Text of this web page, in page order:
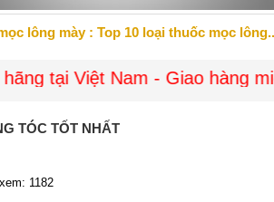
lông mày : Top 10 loại thuốc mọc
tại Việt Nam - Giao hàng
TÓC TỐT NHẤT
1182